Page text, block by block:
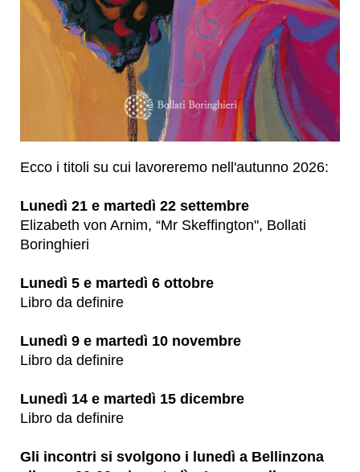
Ecco i titoli su cui lavoreremo nell'autunno 2026:
Lunedì 21 e martedì 22 settembre
Elizabeth von Arnim, “Mr Skeffington", Bollati
Boringhieri
Lunedì 5 e martedì 6 ottobre
Libro da definire
Lunedì 9 e martedì 10 novembre
Libro da definire
Lunedì 14 e martedì 15 dicembre
Libro da definire
Gli incontri si svolgono i lunedì a Bellinzona